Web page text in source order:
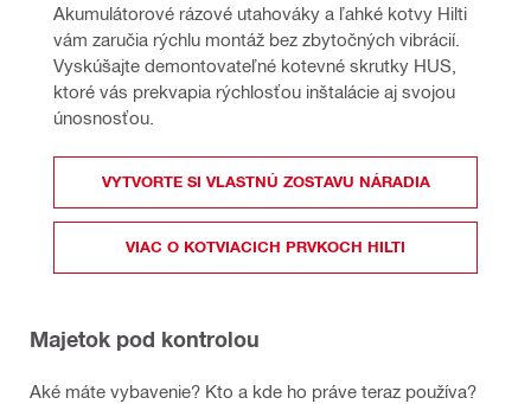
Akumulátorové rázové utahováky a ľahké kotvy Hilti
vám zaručia rýchlu montáž bez zbytočných vibrácií.
Vyskúšajte demontovateľné kotevné skrutky HUS,
ktoré vás prekvapia rýchlosťou inštalácie aj svojou
únosnosťou.
VYTVORTE SI VLASTNÚ ZOSTAVU NÁRADIA
VIAC O KOTVIACICH PRVKOCH HILTI
Majetok pod kontrolou
Aké máte vybavenie? Kto a kde ho práve teraz používa?